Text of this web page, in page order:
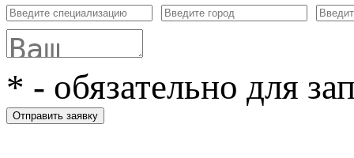
* - обязательно для
Отправить заявку